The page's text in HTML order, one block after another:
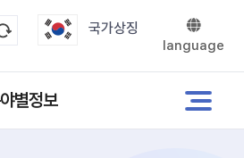
국가상징
language
별정보